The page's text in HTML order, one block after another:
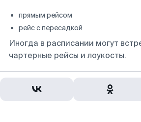
прямым рейсом
рейс с пересадкой
Иногда в расписании могут
чартерные рейсы и лоукосты.